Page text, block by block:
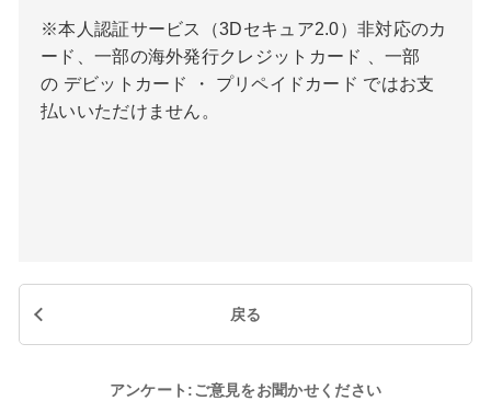
※本人認証サービス（3Dセキュア2.0）非対応のカ
ード、一部の海外発行クレジットカード 、一部
の デビットカード ・ プリペイドカード ではお支
払いいただけません。
戻る
アンケート:ご意見をお聞かせください